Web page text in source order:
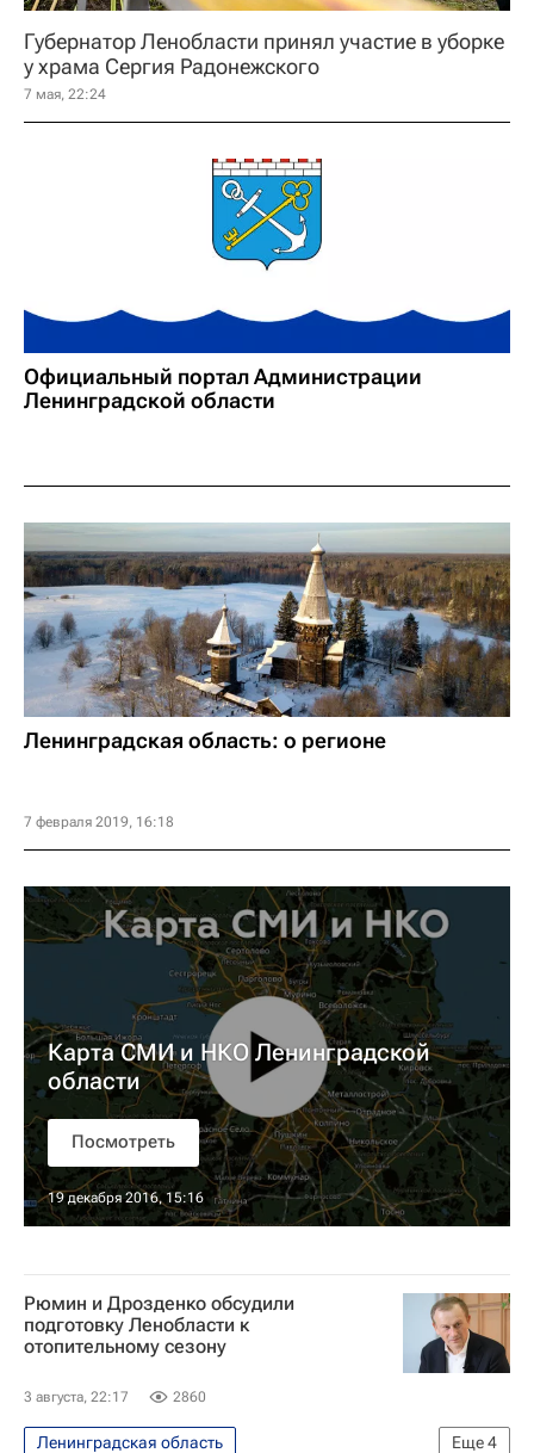
Губернатор Ленобласти принял участие в уборке
у храма Сергия Радонежского
7 мая, 22:24
Официальный портал Администрации
Ленинградской области
Ленинградская область: о регионе
7 февраля 2019, 16:18
19 декабря 2016, 15:16
Карта СМИ и НКО Ленинградской
области
Посмотреть
Рюмин и Дрозденко обсудили
подготовку Ленобласти к
отопительному сезону
3 августа, 22:17 2860
Еще4
Ленинградская область